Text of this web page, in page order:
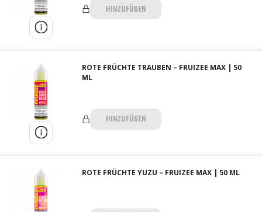
HINZUFÜGEN
ROTE FRÜCHTE TRAUBEN – FRUIZEE MAX | 50
ML
HINZUFÜGEN
ROTE FRÜCHTE YUZU – FRUIZEE MAX | 50 ML